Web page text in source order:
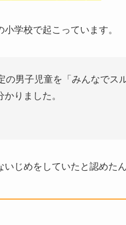
学校で起こっています。
の男子児童を「みんなでス
りました。
じめをしていたと認めたん